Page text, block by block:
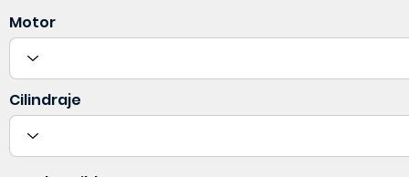
Motor
Cilindraje